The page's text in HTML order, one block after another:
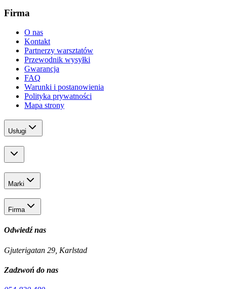
Firma
O nas
Kontakt
Partnerzy warsztatów
Przewodnik wysyłki
Gwarancja
FAQ
Warunki i postanowienia
Polityka prywatności
Mapa strony
Usługi
Marki
Firma
Odwiedź nas
Gjuterigatan 29, Karlstad
Zadzwoń do nas